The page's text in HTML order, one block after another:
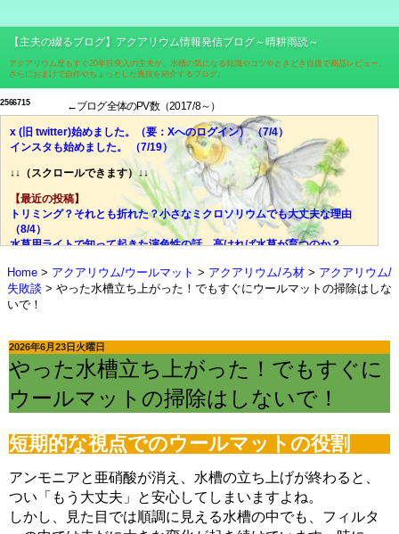
【主夫の綴るブログ】アクアリウム情報発信ブログ～晴耕雨読～
アクアリウム歴もすぐ20年目突入の主夫が、水槽の気になる知識やコツやときどき自腹で商品レビュー、
さらにおまけで自作やちょっとした裏技を紹介するブログ。
256671 5 ←ブログ全体のPV数（2017/8～）
x (旧 twitter)始めました。（要：Xへのログイン） （7/4）
インスタも始めました。 （7/19）
↓↓（スクロールできます）↓↓
【最近の投稿】
トリミング？それとも折れた？小さなミクロソリウムでも大丈夫な理由
（8/4）
水草用ライトで知って起きた演色性の話。高ければ水草が育つのか？
価格、光量、スペクトル、ブランド……それでも迷ったら色温度！
（7/21）
光量？スペクトル？迷宮入りしがちな水草用ライトの選び、脱出の糸口
（7/7）
ミクロソリウムはどんな水草？CO2添加量や肥料はどうする？ （6/30）
やった水槽立ち上がった！でもすぐにウールマットの掃除はしないで！
（6/23）
電磁弁が先か？スピードコントローラーが先か？CO2漏れ意外な原因
マツモが育てるには？ライト、CO2、肥料、トリミングどうする？
（6/9）
マツモをシェルターにする理由。仕方なくホームセンターまで行った訳
（6/2）
どうしてアカヒレは、安価で地味なのに人を魅了してやまないのか？
（5/26）
Home アクアリウム/ウールマット アクアリウム/ろ材
アクアリウム/
失敗談
やった水槽立ち上がった！でもすぐにウールマットの掃除はしな
いで！
2026年6月23日火曜日
やった水槽立ち上がった！でもすぐに
ウールマットの掃除はしないで！
短期的な視点でのウールマットの役割
アンモニアと亜硝酸が消え、水槽の立ち上げが終わると、
つい「もう大丈夫」と安心してしまいますよね。
しかし、見た目では順調に見える水槽の中でも、フィルタ